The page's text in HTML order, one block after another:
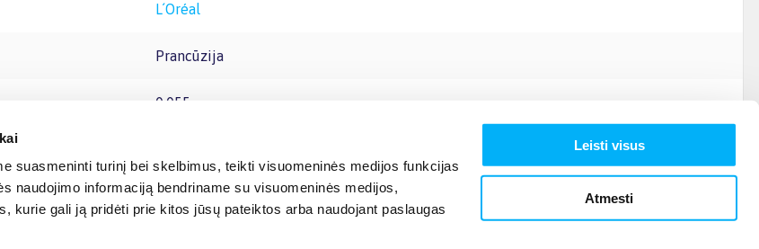
suasmeninti turinį bei skelbimus, teikti visuomeninės medijos funkcijas
naudojimo informaciją bendriname su visuomeninės medijos,
kurie gali ją pridėti prie kitos jūsų pateiktos arba naudojant paslaugas
Leisti visus
Atmesti
L´Oréal
Prancūzija
0.055